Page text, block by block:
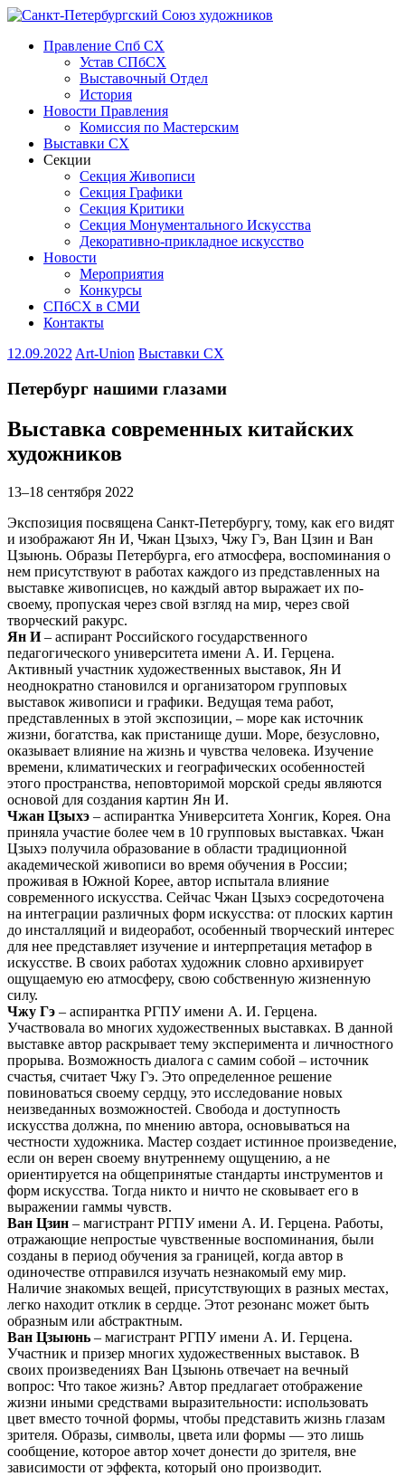
Правление Спб СХ
Устав СПбСХ
Выставочный Отдел
История
Новости Правления
Комиссия по Мастерским
Выставки СХ
Секции
Секция Живописи
Секция Графики
Секция Критики
Секция Монументального Искусства
Декоративно-прикладное искусство
Новости
Мероприятия
Конкурсы
СПбСХ в СМИ
Контакты
12.09.2022 Art-Union Выставки СХ
Петербург нашими глазами
Выставка современных китайских
художников
13–18 сентября 2022
Экспозиция посвящена Санкт-Петербургу, тому, как его видят
и изображают Ян И, Чжан Цзыхэ, Чжу Гэ, Ван Цзин и Ван
Цзыюнь. Образы Петербурга, его атмосфера, воспоминания о
нем присутствуют в работах каждого из представленных на
выставке живописцев, но каждый автор выражает их по-
своему, пропуская через свой взгляд на мир, через свой
творческий ракурс.
Ян И– аспирант Российского государственного
педагогического университета имени А. И. Герцена.
Активный участник художественных выставок, Ян И
неоднократно становился и организатором групповых
выставок живописи и графики. Ведущая тема работ,
представленных в этой экспозиции, – море как источник
жизни, богатства, как пристанище души. Море, безусловно,
оказывает влияние на жизнь и чувства человека. Изучение
времени, климатических и географических особенностей
этого пространства, неповторимой морской среды являются
основой для создания картин Ян И.
Чжан Цзыхэ – аспирантка Университета Хонгик, Корея. Она
приняла участие более чем в 10 групповых выставках. Чжан
Цзыхэ получила образование в области традиционной
академической живописи во время обучения в России;
проживая в Южной Корее, автор испытала влияние
современного искусства. Сейчас Чжан Цзыхэ сосредоточена
на интеграции различных форм искусства: от плоских картин
до инсталляций и видеоработ, особенный творческий интерес
для нее представляет изучение и интерпретация метафор в
искусстве. В своих работах художник словно архивирует
ощущаемую ею атмосферу, свою собственную жизненную
силу.
Чжу Гэ – аспирантка РГПУ имени А. И. Герцена.
Участвовала во многих художественных выставках. В данной
выставке автор раскрывает тему эксперимента и личностного
прорыва. Возможность диалога с самим собой – источник
счастья, считает Чжу Гэ. Это определенное решение
повиноваться своему сердцу, это исследование новых
неизведанных возможностей. Свобода и доступность
искусства должна, по мнению автора, основываться на
честности художника. Мастер создает истинное произведение,
если он верен своему внутреннему ощущению, а не
ориентируется на общепринятые стандарты инструментов и
форм искусства. Тогда никто и ничто не сковывает его в
выражении гаммы чувств.
Ван Цзин – магистрант РГПУ имени А. И. Герцена. Работы,
отражающие непростые чувственные воспоминания, были
созданы в период обучения за границей, когда автор в
одиночестве отправился изучать незнакомый ему мир.
Наличие знакомых вещей, присутствующих в разных местах,
легко находит отклик в сердце. Этот резонанс может быть
образным или абстрактным.
Ван Цзыюнь – магистрант РГПУ имени А. И. Герцена.
Участник и призер многих художественных выставок. В
своих произведениях Ван Цзыюнь отвечает на вечный
вопрос: Что такое жизнь? Автор предлагает отображение
жизни иными средствами выразительности: использовать
цвет вместо точной формы, чтобы представить жизнь глазам
зрителя. Образы, символы, цвета или формы — это лишь
сообщение, которое автор хочет донести до зрителя, вне
зависимости от эффекта, который оно производит.